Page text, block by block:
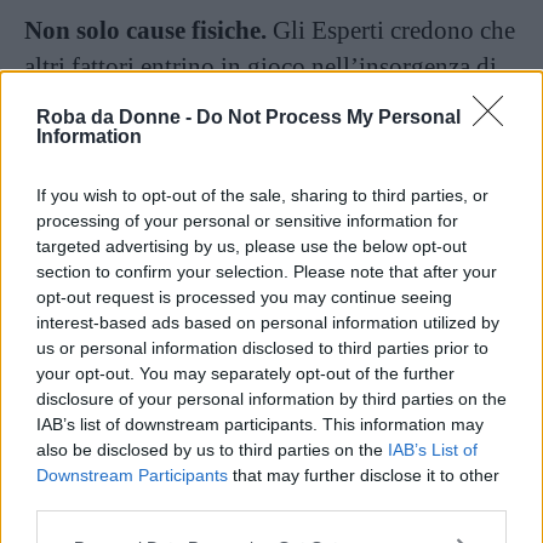
Roba da Donne - Do Not Process My Personal
Information
If you wish to opt-out of the sale, sharing to third parties, or
processing of your personal or sensitive information for
targeted advertising by us, please use the below opt-out
section to confirm your selection. Please note that after your
opt-out request is processed you may continue seeing
interest-based ads based on personal information utilized by
us or personal information disclosed to third parties prior to
your opt-out. You may separately opt-out of the further
disclosure of your personal information by third parties on the
IAB’s list of downstream participants. This information may
also be disclosed by us to third parties on the IAB’s List of
Downstream Participants that may further disclose it to other
Non solo cause fisiche. Gli Esperti credono che
altri fattori entrino in gioco nell’insorgenza di
questa malattia. Unasituazione familiare
difficile, un
motivi di stresspossono influire sulla malattia.
Per questa ragione è sempre utile associare alla
terapia classica anche unadeguato supporto
psicologico per la futura mamma.
5. La terapia giusta